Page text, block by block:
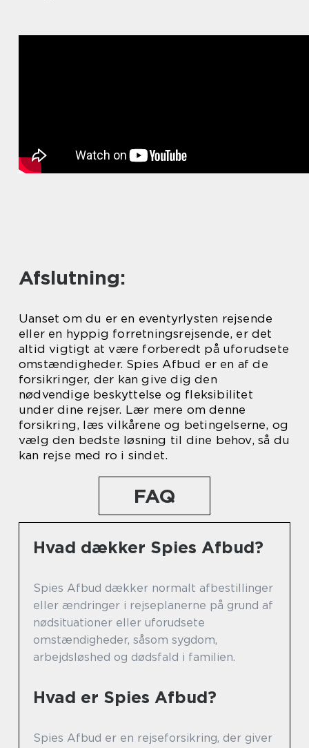
Afslutning:
Uanset om du er en eventyrlysten rejsende
eller en hyppig forretningsrejsende, er det
altid vigtigt at være forberedt på uforudsete
omstændigheder. Spies Afbud er en af de
forsikringer, der kan give dig den
nødvendige beskyttelse og fleksibilitet
under dine rejser. Lær mere om denne
forsikring, læs vilkårene og betingelserne, og
vælg den bedste løsning til dine behov, så du
kan rejse med ro i sindet.
FAQ
Hvad dækker Spies Afbud?
Spies Afbud dækker normalt afbestillinger
eller ændringer i rejseplanerne på grund af
nødsituationer eller uforudsete
omstændigheder, såsom sygdom,
arbejdsløshed og dødsfald i familien.
Hvad er Spies Afbud?
Spies Afbud er en rejseforsikring, der giver